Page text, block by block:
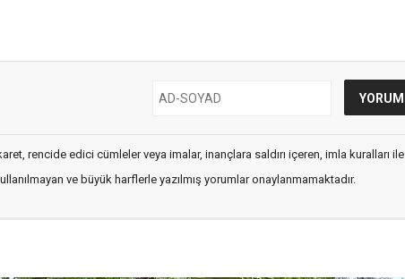
rencide edici cümleler veya imalar, inançlara saldırı içeren, imla kuralları ile
ve büyük harflerle yazılmış yorumlar onaylanmamaktadır.